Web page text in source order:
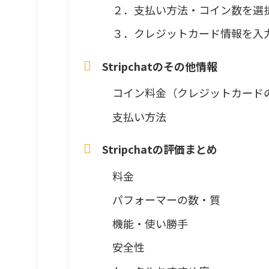
２．支払い方法・コイン数を選
３．クレジットカード情報を入
Stripchatのその他情報
コイン料金（クレジットカード
支払い方法
Stripchatの評価まとめ
料金
パフォーマーの数・質
機能・使い勝手
安全性